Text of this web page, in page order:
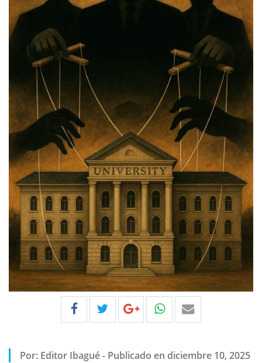
cambioin.com
Por: Editor Ibagué- Publicado en diciembre 10, 2025